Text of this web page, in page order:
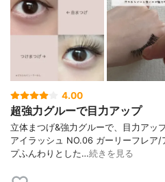
4.00
超強力グルーで目力アップ
立体まつげ&強力グルーで、目力アッ
アイラッシュ NO.06 ガーリーフレア/
プ⁡ふんわりとした…続きを見る